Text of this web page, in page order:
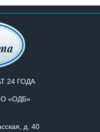
24 ГОДА
«ОДБ»
д. 40